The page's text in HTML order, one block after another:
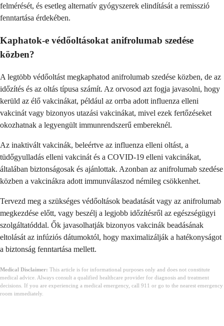
felmérését, és esetleg alternatív gyógyszerek elindítását a remisszió
fenntartása érdekében.
Kaphatok-e védőoltásokat anifrolumab szedése
közben?
A legtöbb védőoltást megkaphatod anifrolumab szedése közben, de az
időzítés és az oltás típusa számít. Az orvosod azt fogja javasolni, hogy
kerüld az élő vakcinákat, például az orrba adott influenza elleni
vakcinát vagy bizonyos utazási vakcinákat, mivel ezek fertőzéseket
okozhatnak a legyengült immunrendszerű embereknél.
Az inaktivált vakcinák, beleértve az influenza elleni oltást, a
tüdőgyulladás elleni vakcinát és a COVID-19 elleni vakcinákat,
általában biztonságosak és ajánlottak. Azonban az anifrolumab szedése
közben a vakcinákra adott immunválaszod némileg csökkenhet.
Tervezd meg a szükséges védőoltások beadatását vagy az anifrolumab
megkezdése előtt, vagy beszélj a legjobb időzítésről az egészségügyi
szolgáltatóddal. Ők javasolhatják bizonyos vakcinák beadásának
eltolását az infúziós dátumoktól, hogy maximalizálják a hatékonyságot
a biztonság fenntartása mellett.
Medical Disclaimer: This article is for informational purposes only and does not constitute
medical advice. Always consult a qualified healthcare provider for diagnosis and treatment
decisions. If you are experiencing a medical emergency, call 911 or go to the nearest emergency
room immediately.